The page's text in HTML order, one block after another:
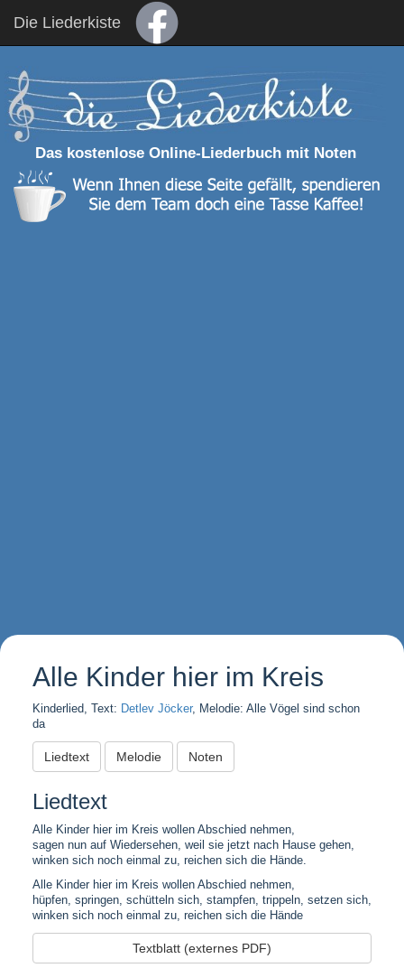
Die Liederkiste
Das kostenlose Online-Liederbuch mit Noten
Alle Kinder hier im Kreis
Kinderlied, Text: Detlev Jöcker, Melodie: Alle Vögel sind schon
da
Liedtext Melodie Noten
Liedtext
Alle Kinder hier im Kreis wollen Abschied nehmen,
sagen nun auf Wiedersehen, weil sie jetzt nach Hause gehen,
winken sich noch einmal zu, reichen sich die Hände.
Alle Kinder hier im Kreis wollen Abschied nehmen,
hüpfen, springen, schütteln sich, stampfen, trippeln, setzen sich,
winken sich noch einmal zu, reichen sich die Hände
Textblatt (externes PDF)